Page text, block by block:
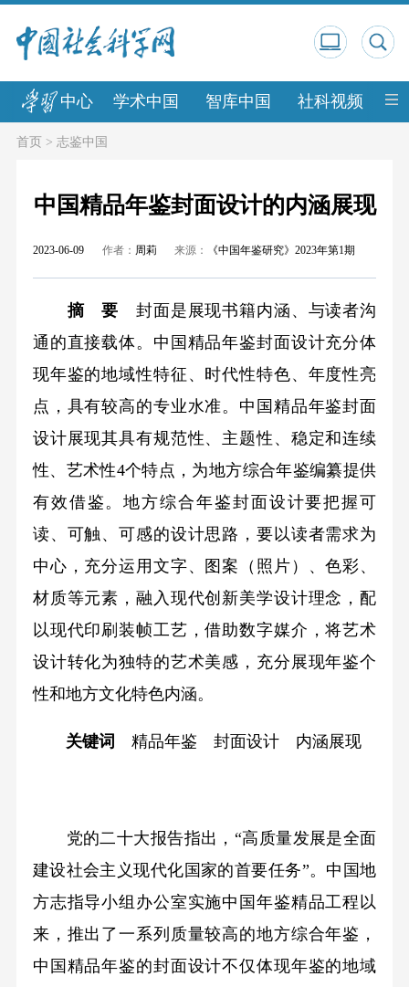
中心 学术中国 智库中国 社科视频 中
首页> 志鉴中国
中国精品年鉴封面设计的内涵展现
2023-06-09 作者： 周莉 来源： 《中国年鉴研究》2023年第1期
摘 要 封面是展现书籍内涵、与读者沟
通的直接载体。中国精品年鉴封面设计充分体
现年鉴的地域性特征、时代性特色、年度性亮
点，具有较高的专业水准。中国精品年鉴封面
设计展现其具有规范性、主题性、稳定和连续
性、艺术性4个特点，为地方综合年鉴编纂提供
有效借鉴。地方综合年鉴封面设计要把握可
读、可触、可感的设计思路，要以读者需求为
中心，充分运用文字、图案（照片）、色彩、
材质等元素，融入现代创新美学设计理念，配
以现代印刷装帧工艺，借助数字媒介，将艺术
设计转化为独特的艺术美感，充分展现年鉴个
性和地方文化特色内涵。
关键词 精品年鉴 封面设计 内涵展现
党的二十大报告指出，“高质量发展是全面
建设社会主义现代化国家的首要任务”。中国地
方志指导小组办公室实施中国年鉴精品工程以
来，推出了一系列质量较高的地方综合年鉴，
中国精品年鉴的封面设计不仅体现年鉴的地域